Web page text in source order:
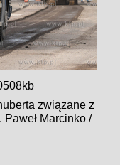
związane z
Marcinko /